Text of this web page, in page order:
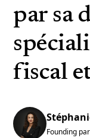
par sa
fiscal
Founding